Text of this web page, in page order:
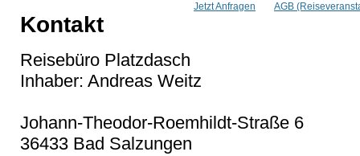
Jetzt Anfragen AGB
Kontakt
Reisebüro Platzdasch
Inhaber: Andreas Weitz
Johann-Theodor-Roemhildt-Straße 6
36433 Bad Salzungen